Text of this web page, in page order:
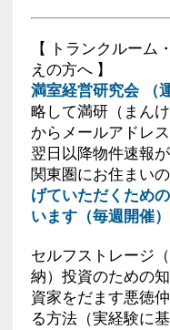
【 トランクルー
えの方へ 】
満室経営研究会 （
略して満研（まん
からメールアドレ
翌日以降物件速報
関東圏にお住まいの
げていただくため
います（毎週開催）
セルフストレージ
納）投資のための
資家をだます悪徳
る方法（実経験に